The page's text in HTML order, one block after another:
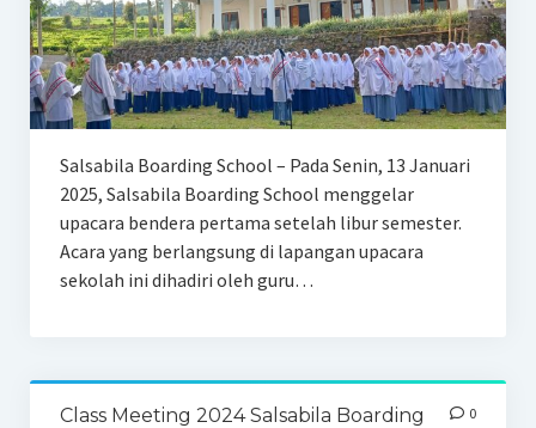
Salsabila Boarding School – Pada Senin, 13 Januari
2025, Salsabila Boarding School menggelar
upacara bendera pertama setelah libur semester.
Acara yang berlangsung di lapangan upacara
sekolah ini dihadiri oleh guru…
Class Meeting 2024 Salsabila Boarding
0